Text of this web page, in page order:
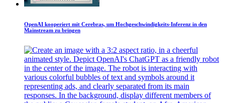
OpenAI kooperiert mit Cerebras, um Hochgeschwindigkeits-Inferenz in den
Mainstream zu bringen